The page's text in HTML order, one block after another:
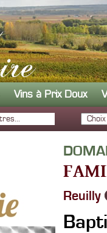
Vins à Prix Doux
Reuilly